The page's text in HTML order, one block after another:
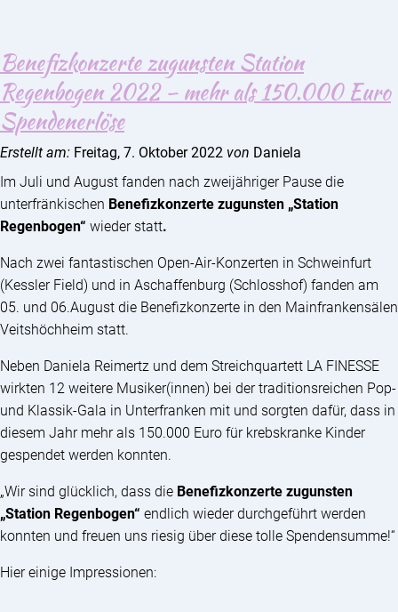
Benefizkonzerte zugunsten Station
Regenbogen 2022 – mehr als 150.000 Euro
Spendenerlöse
Erstellt am: Freitag, 7. Oktober 2022 von Daniela
Im Juli und August fanden nach zweijähriger Pause die
unterfränkischen Benefizkonzerte zugunsten „Station
Regenbogen“ wieder statt.
Nach zwei fantastischen Open-Air-Konzerten in Schweinfurt
(Kessler Field) und in Aschaffenburg (Schlosshof) fanden am
05. und 06.August die Benefizkonzerte in den Mainfrankensälen
Veitshöchheim statt.
Neben Daniela Reimertz und dem Streichquartett LA FINESSE
wirkten 12 weitere Musiker(innen) bei der traditionsreichen Pop-
und Klassik-Gala in Unterfranken mit und sorgten dafür, dass in
diesem Jahr mehr als 150.000 Euro für krebskranke Kinder
gespendet werden konnten.
„Wir sind glücklich, dass die Benefizkonzerte zugunsten
„Station Regenbogen“ endlich wieder durchgeführt werden
konnten und freuen uns riesig über diese tolle Spendensumme!“
Hier einige Impressionen: